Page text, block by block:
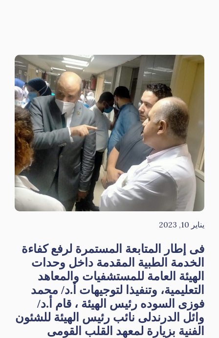
يناير 10, 2023
فى إطار المتابعة المستمرة لرفع كفاءة
الخدمة الطبية المقدمة داخل وحدات
الهيئة العامة للمستشفيات والمعاهد
التعليمية، وتنفيذا لتوجيهات أ.د/ محمد
فوزى السوده رئيس الهيئة ، قام أ.د/
وائل الدرندلى نائب رئيس الهيئة للشئون
الفنية بزيارة لمعهد القلب القومى